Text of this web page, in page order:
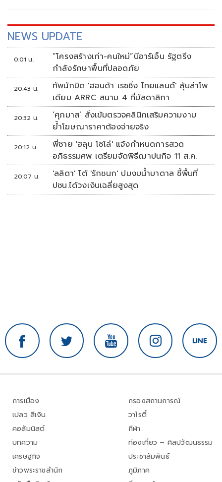
NEWS UPDATE
0:01 น.
“โครงสร้างเก่า-คนใหม่”บีอาร์เอ็น รัฐตรึง
กำลังรักษาพื้นที่ปลอดภัย
20:43 น.
ทัพนักบิด 'ฮอนด้า เรซซิ่ง ไทยแลนด์' ลุ้นล่าโพ
เดียม ARRC สนาม 4 ที่มัลดาลิกา
20:32 น.
‘ศุภมาส’ สั่งเข้มตรวจคลินิกเสริมความงาม
ย้ำโฆษณาราคาต้องจ่ายจริง
20:12 น.
พี่ชาย 'ฮลุน โซโล่' แจ้งกำหนดการสวด
อภิธรรมศพ เตรียมจัดพิธีฌาปนกิจ 11 ส.ค.
20:07 น.
'ลลิดา' โต้ 'รักชนก' ปมงบน้ำบาดาล ชี้พื้นที่
ปชน.ได้วงเงินเฉลี่ยสูงสุด
การเมือง
เปลว สีเงิน
คอลัมนิสต์
บทความ
เศรษฐกิจ
ข่าวพระราชสำนัก
กรองสถานการณ์
วาไรตี้
กีฬา
ท่องเที่ยว – ศิลปวัฒนธรรม
ประชาสัมพันธ์
ภูมิภาค